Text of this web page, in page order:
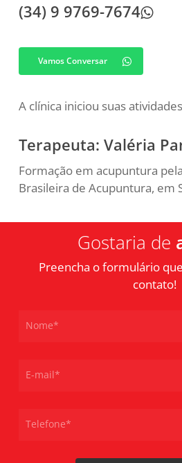
(34) 9 9769-7674
Vamos Conversar
A clínica iniciou suas
Terapeuta: Valéria
Formação em acupuntura
Brasileira de Acupuntura, em
Gostaria de
Preencha o formulário
contato!